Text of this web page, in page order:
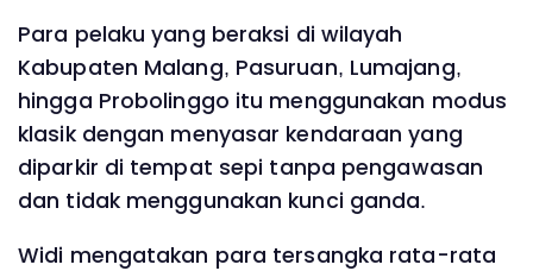
Para pelaku yang beraksi di wilayah
Kabupaten Malang, Pasuruan, Lumajang,
hingga Probolinggo itu menggunakan modus
klasik dengan menyasar kendaraan yang
diparkir di tempat sepi tanpa pengawasan
dan tidak menggunakan kunci ganda.
Widi mengatakan para tersangka rata-rata